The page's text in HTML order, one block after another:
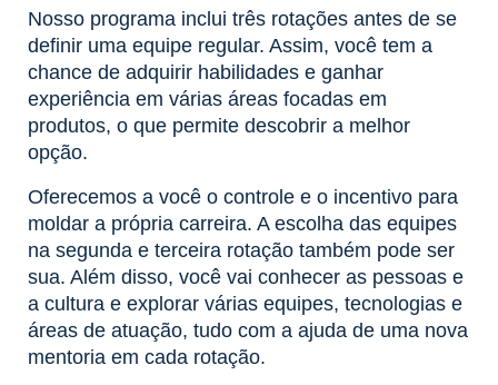
Nosso programa inclui três rotações antes de se
definir uma equipe regular. Assim, você tem a
chance de adquirir habilidades e ganhar
experiência em várias áreas focadas em
produtos, o que permite descobrir a melhor
opção.
Oferecemos a você o controle e o incentivo para
moldar a própria carreira. A escolha das equipes
na segunda e terceira rotação também pode ser
sua. Além disso, você vai conhecer as pessoas e
a cultura e explorar várias equipes, tecnologias e
áreas de atuação, tudo com a ajuda de uma nova
mentoria em cada rotação.